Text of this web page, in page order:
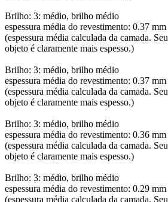
Brilho: 3: médio, brilho médio
espessura média do revestimento: 0.37 mm
(espessura média calculada da camada. Seu
objeto é claramente mais espesso.)
Brilho: 3: médio, brilho médio
espessura média do revestimento: 0.37 mm
(espessura média calculada da camada. Seu
objeto é claramente mais espesso.)
Brilho: 3: médio, brilho médio
espessura média do revestimento: 0.36 mm
(espessura média calculada da camada. Seu
objeto é claramente mais espesso.)
Brilho: 3: médio, brilho médio
espessura média do revestimento: 0.29 mm
(espessura média calculada da camada. Seu